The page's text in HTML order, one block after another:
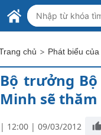
Skip to Main Content
BỘ NGOẠI
MINISTRY OF
chủ > Phát biểu
Bộ trưởng
Minh sẽ
| 12:00 | 09/03/2012